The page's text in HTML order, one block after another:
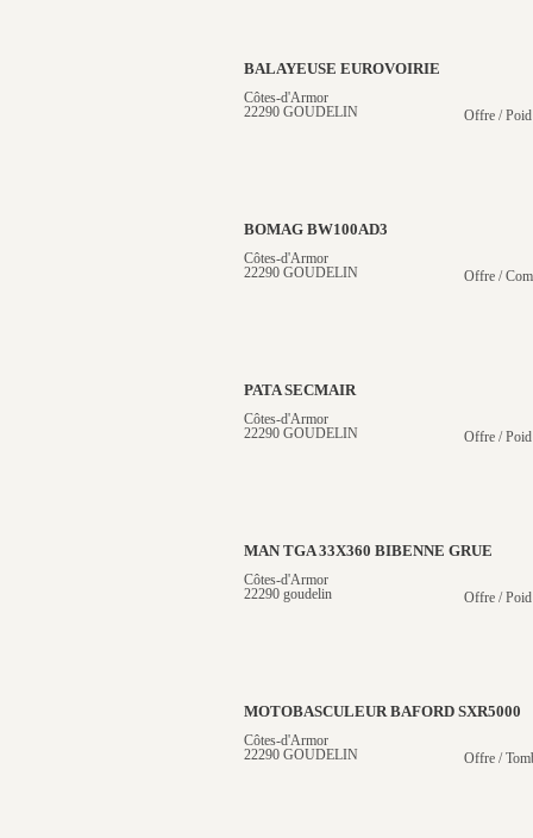
BALAYEUSE EUROVOIRIE
Côtes-d'Armor
22290 GOUDELIN
Offre /
BOMAG BW100AD3
Côtes-d'Armor
22290 GOUDELIN
Offre /
PATA SECMAIR
Côtes-d'Armor
22290 GOUDELIN
Offre /
MAN TGA 33X360 BIBENNE GRUE
Côtes-d'Armor
22290 goudelin
Offre /
MOTOBASCULEUR BAFORD SXR5000
Côtes-d'Armor
22290 GOUDELIN
Offre /